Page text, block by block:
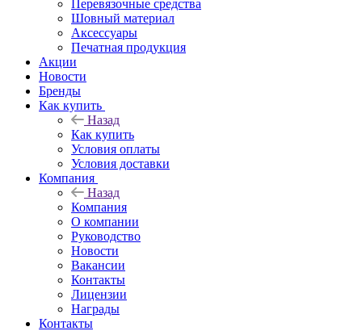
Перевязочные средства
Шовный материал
Аксессуары
Печатная продукция
Акции
Новости
Бренды
Как купить
Назад
Как купить
Условия оплаты
Условия доставки
Компания
Назад
Компания
О компании
Руководство
Новости
Вакансии
Контакты
Лицензии
Награды
Контакты